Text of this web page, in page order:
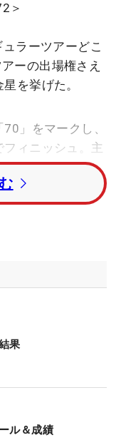
＞
ラーツアーどこ
ーの出場権さえ
を挙げた。
」をマークし、
ィニッシュ。主
で念願のツアー
ー3でも伸ばし
ま逃げ切った。
「最後の最後ま
力になることを
後のインタビュ
ックナインが大
していた。序盤
まで諦めずにで
果
ル＆成績